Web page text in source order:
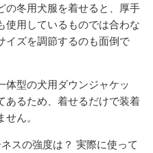
の冬用犬服を着せると、厚手
使用しているものでは合わな
イズを調節するのも面倒で
体型の犬用ダウンジャケッ
あるため、着せるだけで装着
ん。
スの強度は？ 実際に使って